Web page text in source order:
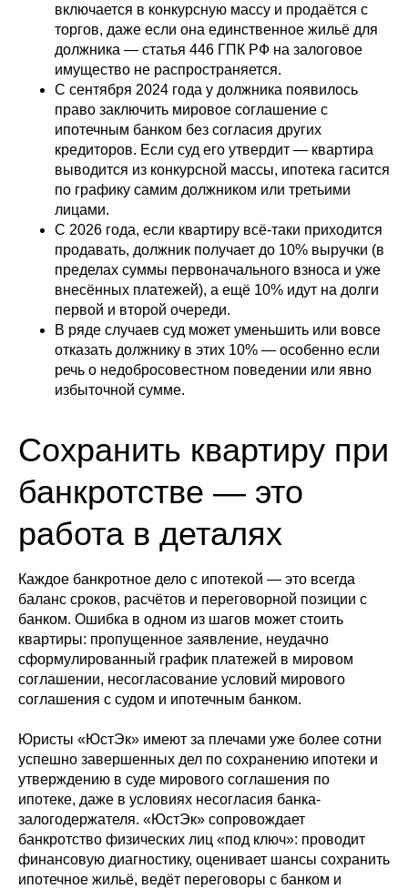
включается в конкурсную массу и продаётся с
торгов, даже если она единственное жильё для
должника — статья 446 ГПК РФ на залоговое
имущество не распространяется.
С сентября 2024 года у должника появилось
право заключить мировое соглашение с
ипотечным банком без согласия других
кредиторов. Если суд его утвердит — квартира
выводится из конкурсной массы, ипотека гасится
по графику самим должником или третьими
лицами.
С 2026 года, если квартиру всё-таки приходится
продавать, должник получает до 10% выручки (в
пределах суммы первоначального взноса и уже
внесённых платежей), а ещё 10% идут на долги
первой и второй очереди.
В ряде случаев суд может уменьшить или вовсе
отказать должнику в этих 10% — особенно если
речь о недобросовестном поведении или явно
избыточной сумме.
Сохранить квартиру при
банкротстве — это
работа в деталях
Каждое банкротное дело с ипотекой — это всегда
баланс сроков, расчётов и переговорной позиции с
банком. Ошибка в одном из шагов может стоить
квартиры: пропущенное заявление, неудачно
сформулированный график платежей в мировом
соглашении, несогласование условий мирового
соглашения с судом и ипотечным банком.
Юристы «ЮстЭк» имеют за плечами уже более сотни
успешно завершенных дел по сохранению ипотеки и
утверждению в суде мирового соглашения по
ипотеке, даже в условиях несогласия банка-
залогодержателя. «ЮстЭк» сопровождает
банкротство физических лиц «под ключ»: проводит
финансовую диагностику, оценивает шансы сохранить
ипотечное жильё, ведёт переговоры с банком и